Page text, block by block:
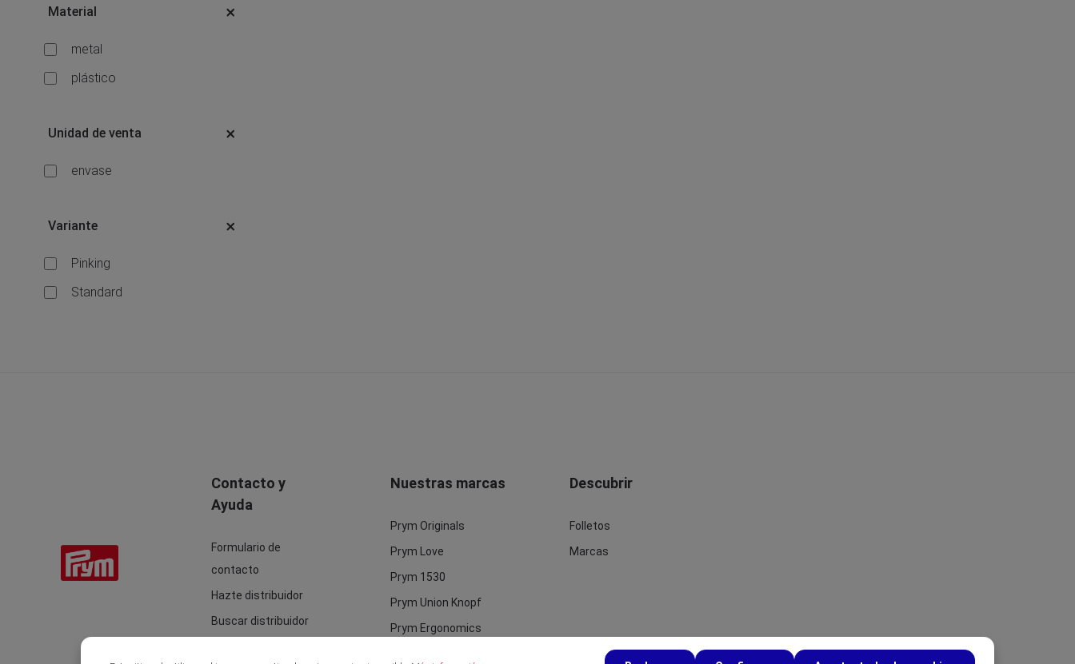
Material
metal
plástico
Unidad de venta
envase
Variante
Pinking
Standard
Contacto y
Ayuda
Formulario de
contacto
Hazte distribuidor
Buscar distribuidor
Nuestras marcas
Prym Originals
Prym Love
Prym 1530
Prym Union Knopf
Prym Ergonomics
Descubrir
Folletos
Marcas